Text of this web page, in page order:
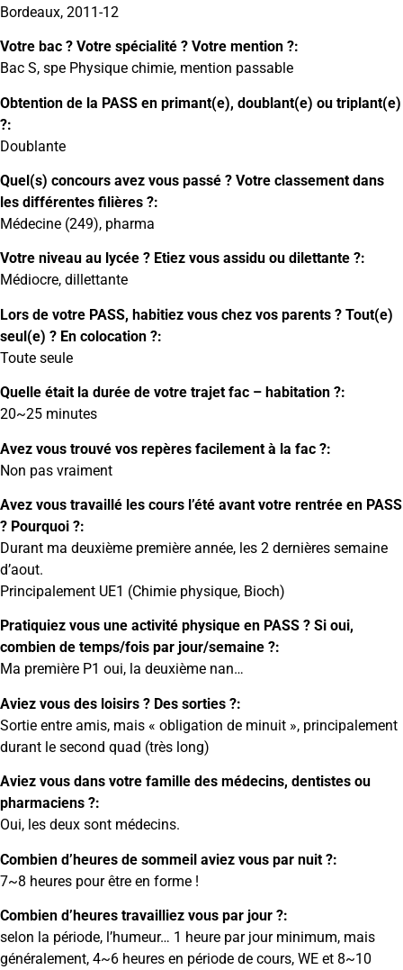
Bordeaux, 2011-12
Votre bac ? Votre spécialité ? Votre mention ?:
Bac S, spe Physique chimie, mention passable
Obtention de la PASS en primant(e), doublant(e) ou triplant(e)
?:
Doublante
Quel(s) concours avez vous passé ? Votre classement dans
les différentes filières ?:
Médecine (249), pharma
Votre niveau au lycée ? Etiez vous assidu ou dilettante ?:
Médiocre, dillettante
Lors de votre PASS, habitiez vous chez vos parents ? Tout(e)
seul(e) ? En colocation ?:
Toute seule
Quelle était la durée de votre trajet fac – habitation ?:
20~25 minutes
Avez vous trouvé vos repères facilement à la fac ?:
Non pas vraiment
Avez vous travaillé les cours l’été avant votre rentrée en PASS
? Pourquoi ?:
Durant ma deuxième première année, les 2 dernières semaine
d’aout.
Principalement UE1 (Chimie physique, Bioch)
Pratiquiez vous une activité physique en PASS ? Si oui,
combien de temps/fois par jour/semaine ?:
Ma première P1 oui, la deuxième nan…
Aviez vous des loisirs ? Des sorties ?:
Sortie entre amis, mais « obligation de minuit », principalement
durant le second quad (très long)
Aviez vous dans votre famille des médecins, dentistes ou
pharmaciens ?:
Oui, les deux sont médecins.
Combien d’heures de sommeil aviez vous par nuit ?:
7~8 heures pour être en forme !
Combien d’heures travailliez vous par jour ?:
selon la période, l’humeur… 1 heure par jour minimum, mais
généralement, 4~6 heures en période de cours, WE et 8~10